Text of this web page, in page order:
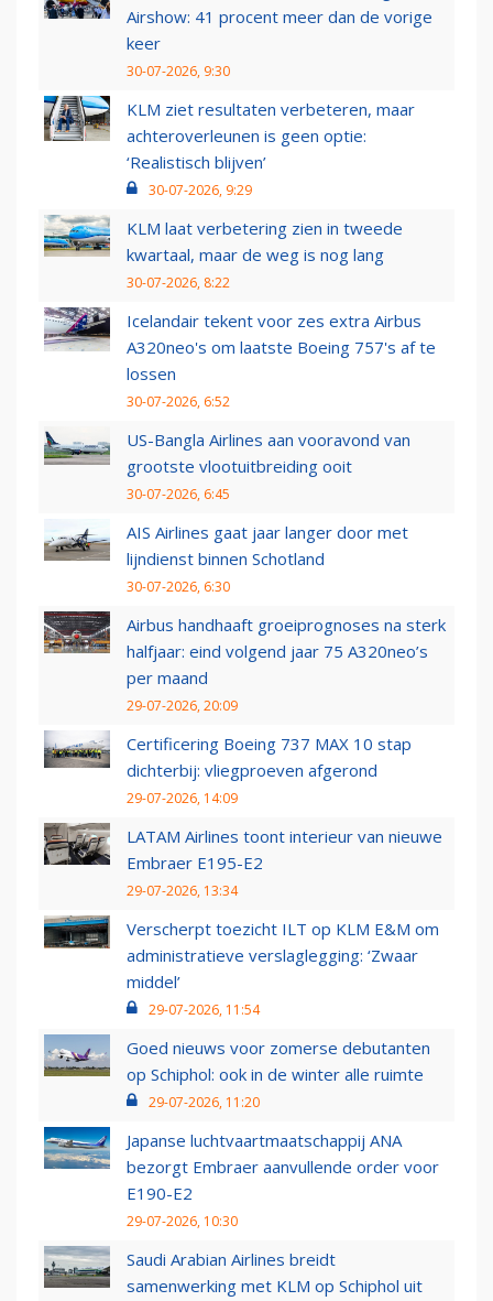
Airshow: 41 procent meer dan de vorige
keer
30-07-2026, 9:30
KLM ziet resultaten verbeteren, maar
achteroverleunen is geen optie:
‘Realistisch blijven’
30-07-2026, 9:29
KLM laat verbetering zien in tweede
kwartaal, maar de weg is nog lang
30-07-2026, 8:22
Icelandair tekent voor zes extra Airbus
A320neo's om laatste Boeing 757's af te
lossen
30-07-2026, 6:52
US-Bangla Airlines aan vooravond van
grootste vlootuitbreiding ooit
30-07-2026, 6:45
AIS Airlines gaat jaar langer door met
lijndienst binnen Schotland
30-07-2026, 6:30
Airbus handhaaft groeiprognoses na sterk
halfjaar: eind volgend jaar 75 A320neo’s
per maand
29-07-2026, 20:09
Certificering Boeing 737 MAX 10 stap
dichterbij: vliegproeven afgerond
29-07-2026, 14:09
LATAM Airlines toont interieur van nieuwe
Embraer E195-E2
29-07-2026, 13:34
Verscherpt toezicht ILT op KLM E&M om
administratieve verslaglegging: ‘Zwaar
middel’
29-07-2026, 11:54
Goed nieuws voor zomerse debutanten
op Schiphol: ook in de winter alle ruimte
29-07-2026, 11:20
Japanse luchtvaartmaatschappij ANA
bezorgt Embraer aanvullende order voor
E190-E2
29-07-2026, 10:30
Saudi Arabian Airlines breidt
samenwerking met KLM op Schiphol uit